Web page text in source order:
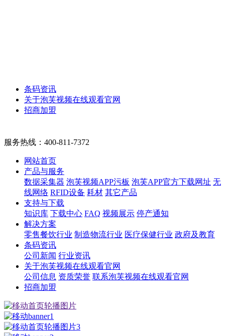
条码资讯
关于泡芙视频在线观看官网
招商加盟
服务热线： 400-811-7372
网站首页
产品与服务
数据采集器 泡芙视频APP污板 泡芙APP官方下载网址 无
线网络 RFID设备 耗材 其它产品
支持与下载
知识库 下载中心 FAQ 视频展示 停产通知
解决方案
零售餐饮行业 制造物流行业 医疗保健行业 政府及教育
条码资讯
公司新闻 行业资讯
关于泡芙视频在线观看官网
公司信息 资质荣誉 联系泡芙视频在线观看官网
招商加盟